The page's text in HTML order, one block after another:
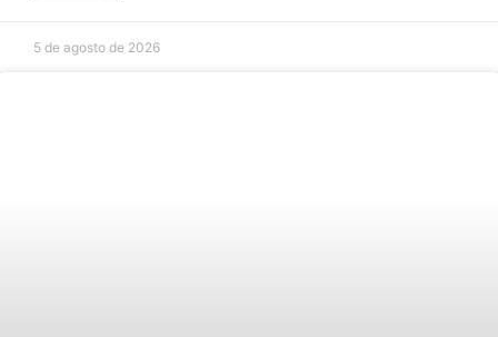
5 de agosto de 2026